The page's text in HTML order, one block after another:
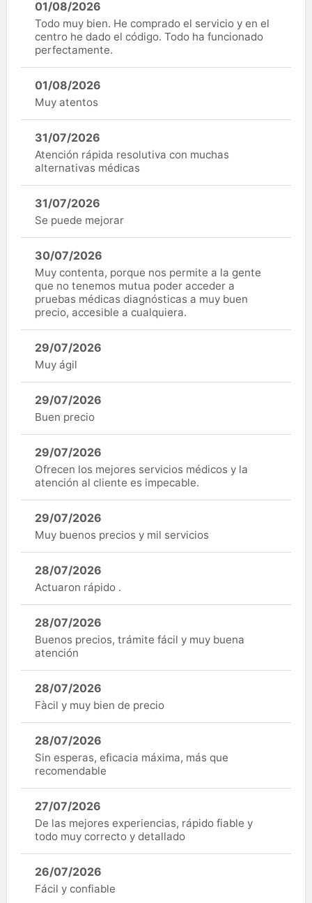
01/08/2026
Todo muy bien. He comprado el servicio y en el
centro he dado el código. Todo ha funcionado
perfectamente.
01/08/2026
Muy atentos
31/07/2026
Atención rápida resolutiva con muchas
alternativas médicas
31/07/2026
Se puede mejorar
30/07/2026
Muy contenta, porque nos permite a la gente
que no tenemos mutua poder acceder a
pruebas médicas diagnósticas a muy buen
precio, accesible a cualquiera.
29/07/2026
Muy ágil
29/07/2026
Buen precio
29/07/2026
Ofrecen los mejores servicios médicos y la
atención al cliente es impecable.
29/07/2026
Muy buenos precios y mil servicios
28/07/2026
Actuaron rápido .
28/07/2026
Buenos precios, trámite fácil y muy buena
atención
28/07/2026
Fàcil y muy bien de precio
28/07/2026
Sin esperas, eficacia máxima, más que
recomendable
27/07/2026
De las mejores experiencias, rápido fiable y
todo muy correcto y detallado
26/07/2026
Fácil y confiable